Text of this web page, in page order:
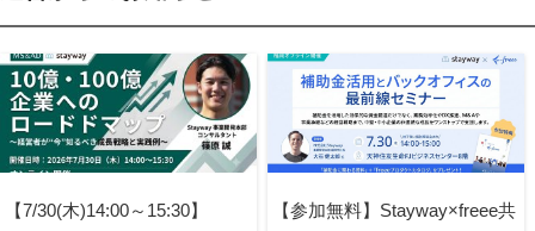
【7/30(木)14:00～15:30】
【参加無料】Stayway×freee共